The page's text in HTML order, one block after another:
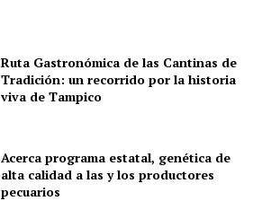
Ruta Gastronómica de las Cantinas de
Tradición: un recorrido por la historia
viva de Tampico
Acerca programa estatal, genética de
alta calidad a las y los productores
pecuarios